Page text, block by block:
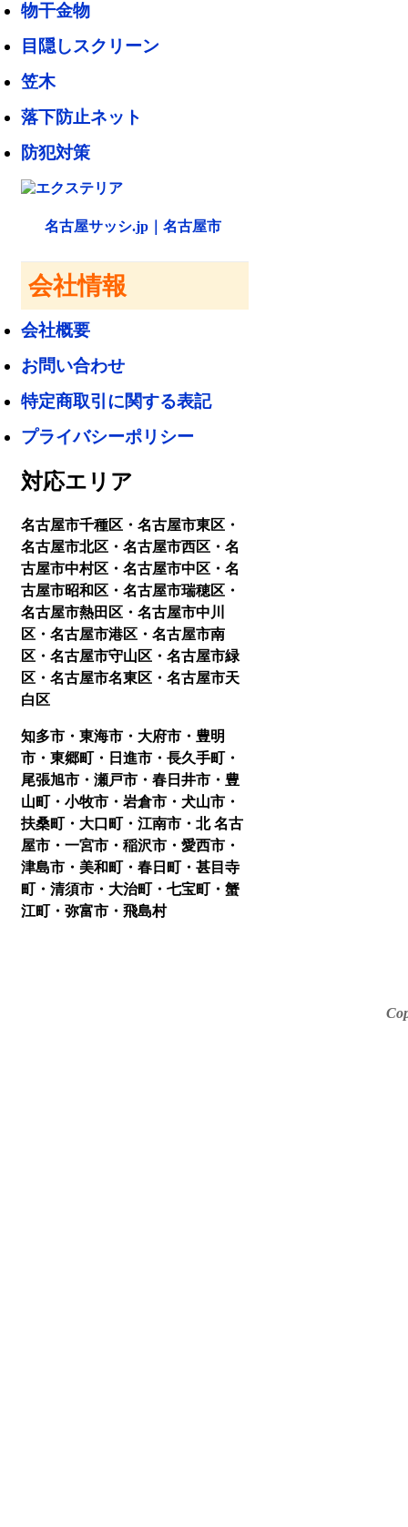
物干金物
目隠しスクリーン
笠木
落下防止ネット
防犯対策
名古屋サッシ.jp｜名古屋市
会社情報
会社概要
お問い合わせ
特定商取引に関する表記
プライバシーポリシー
対応エリア
名古屋市千種区・名古屋市東区・
名古屋市北区・名古屋市西区・名
古屋市中村区・名古屋市中区・名
古屋市昭和区・名古屋市瑞穂区・
名古屋市熱田区・名古屋市中川
区・名古屋市港区・名古屋市南
区・名古屋市守山区・名古屋市緑
区・名古屋市名東区・名古屋市天
白区
知多市・東海市・大府市・豊明
市・東郷町・日進市・長久手町・
尾張旭市・瀬戸市・春日井市・豊
山町・小牧市・岩倉市・犬山市・
扶桑町・大口町・江南市・北 名古
屋市・一宮市・稲沢市・愛西市・
津島市・美和町・春日町・甚目寺
町・清須市・大治町・七宝町・蟹
江町・弥富市・飛島村